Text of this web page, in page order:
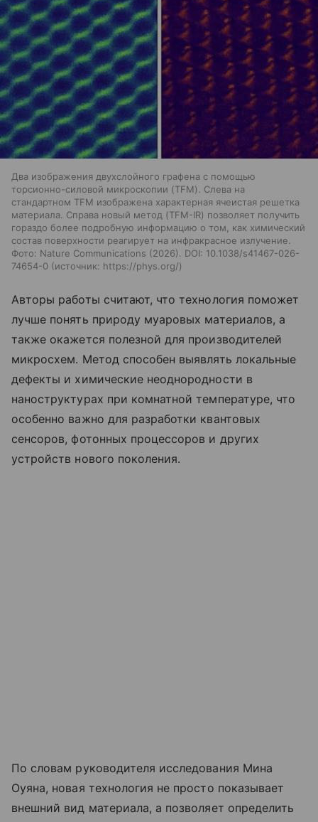
Два изображения двухслойного графена с помощью
торсионно-силовой микроскопии (TFM). Слева на
стандартном TFM изображена характерная ячеистая решетка
материала. Справа новый метод (TFM-IR) позволяет получить
гораздо более подробную информацию о том, как химический
состав поверхности реагирует на инфракрасное излучение.
Фото: Nature Communications (2026). DOI: 10.1038/s41467-026-
74654-0
источник: https://phys.org/
Авторы работы считают, что технология поможет
лучше понять природу муаровых материалов, а
также окажется полезной для производителей
микросхем. Метод способен выявлять локальные
дефекты и химические неоднородности в
наноструктурах при комнатной температуре, что
особенно важно для разработки квантовых
сенсоров, фотонных процессоров и других
устройств нового поколения.
По словам руководителя исследования Мина
Оуяна, новая технология не просто показывает
внешний вид материала, а позволяет определить